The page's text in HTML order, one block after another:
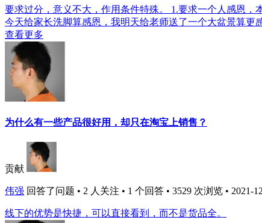
要求过分，意义不大，作用条件特殊。 1.要求一个人感恩
今天给家长洗脚算感恩，我明天给老师送了一个大盆景算更
查看更多
为什么有一些产品很好用，却只在淘宝上销售？
贡献
伟强 回答了问题 • 2 人关注 • 1 个回答 • 3529 次浏览 • 2021-
线下的优势是快捷，可以直接看到，而不是货品全。